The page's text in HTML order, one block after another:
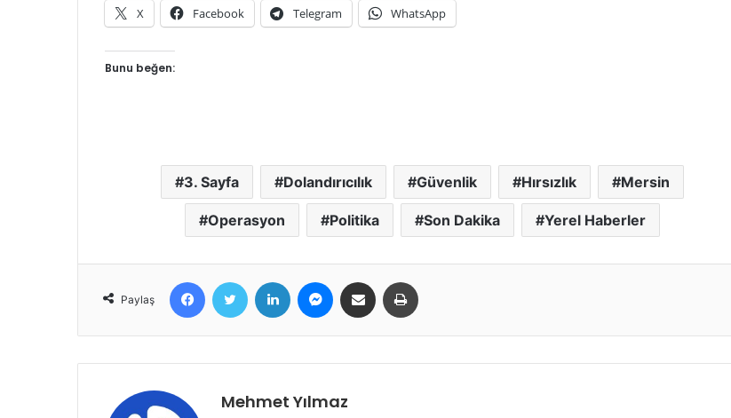
X Facebook Telegram WhatsApp
Bunu beğen:
3. Sayfa Dolandırıcılık Güvenlik Hırsızlık Mersin
Operasyon Politika Son Dakika Yerel Haberler
Paylaş
FacebookTwitter LinkedIn MessengerE-Posta ile paylaş
Mehmet Yılmaz